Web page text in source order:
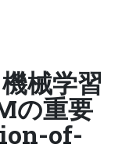
械学習
の重要
of-